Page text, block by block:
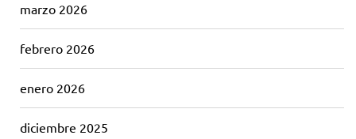
marzo 2026
febrero 2026
enero 2026
diciembre 2025